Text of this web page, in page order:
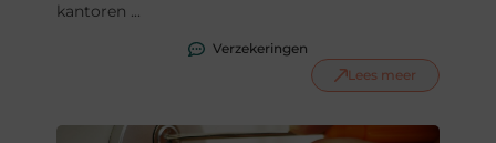
kantoren ...
Verzekeringen
Lees meer